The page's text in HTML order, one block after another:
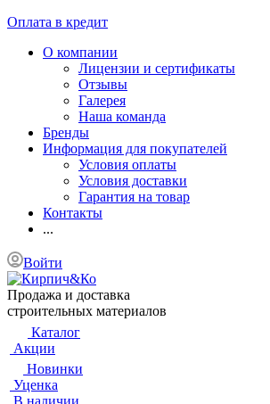
Оплата в кредит
О компании
Лицензии и сертификаты
Отзывы
Галерея
Наша команда
Бренды
Информация для покупателей
Условия оплаты
Условия доставки
Гарантия на товар
Контакты
...
Войти
Продажа и доставка
строительных материалов
Каталог
Акции
Новинки
Уценка
В наличии